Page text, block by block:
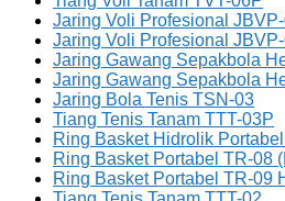
Jaring Voli Profesional
Jaring Voli Profesional
Jaring Gawang Sepakbola
Jaring Gawang Sepakbola
Jaring Bola Tenis TSN-03
Tiang Tenis Tanam TTT-03P
Ring Basket Hidrolik
Ring Basket Portabel TR-08
Ring Basket Portabel TR-09